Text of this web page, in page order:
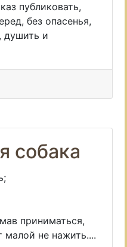
публиковать,
без опасенья,
душить и
собака
приниматься,
не нажить....